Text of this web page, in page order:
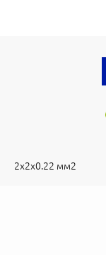
2х2х0.22 мм2